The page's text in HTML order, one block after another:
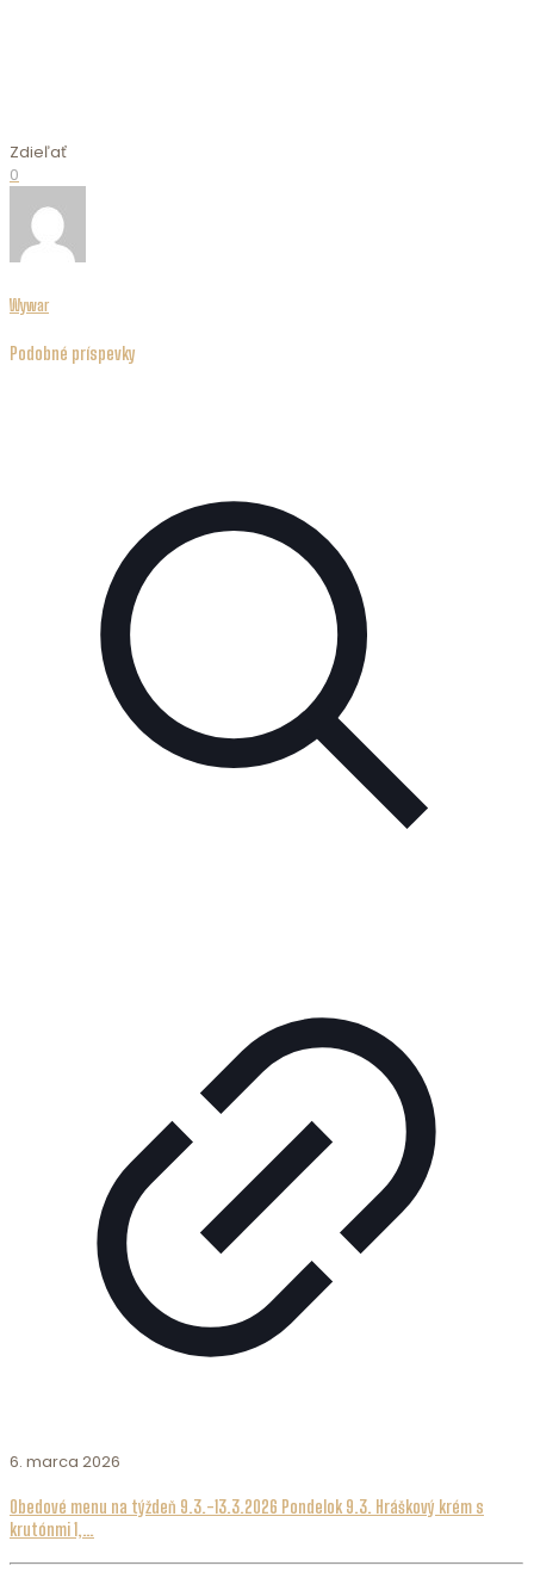
Zdieľať
0
Wywar
Podobné príspevky
6. marca 2026
Obedové menu na týždeň 9.3.-13.3.2026 Pondelok 9.3. Hráškový krém s
krutónmi 1,…